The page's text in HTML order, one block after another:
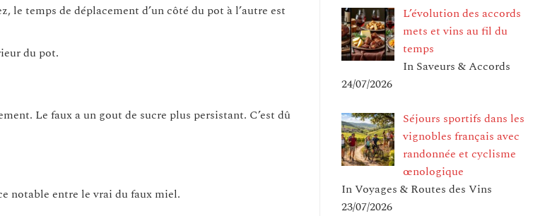
le temps de déplacement d’un côté du pot à l’autre est
du pot.
Le faux a un gout de sucre plus persistant. C’est dû
notable entre le vrai du faux miel.
L’évolution des accords
mets et vins au fil du
temps
In Saveurs & Accords
24/07/2026
Séjours sportifs dans les
vignobles français avec
randonnée et cyclisme
œnologique
In Voyages & Routes des Vins
23/07/2026